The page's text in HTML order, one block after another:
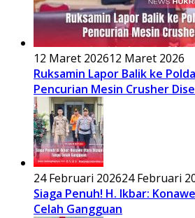
12 Maret 202612 Maret 2026
Ruksamin Lapor Balik ke
Pencurian Mesin Crusher
24 Februari 202624 Februari
Siaga Penuh! H. Ikbar:
Celah Gangguan